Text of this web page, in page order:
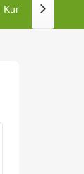
Kunstpflanzen
